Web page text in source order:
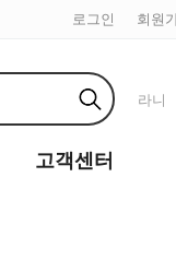
로그인 회원
라니
고객센터